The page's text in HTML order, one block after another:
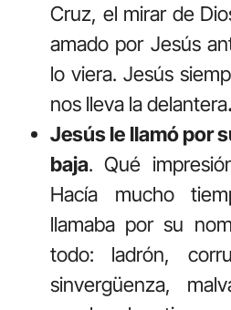
Cruz, el mirar de
amado por Jesús
lo viera. Jesús
nos lleva la delantera
Jesús le llamó por
baja. Qué
Hacía mucho
llamaba por su
todo:
sinvergüenza,